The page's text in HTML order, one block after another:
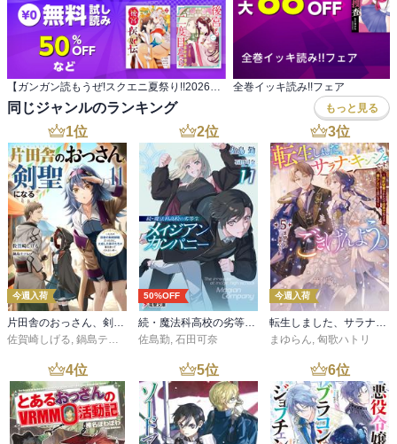
全巻イッキ読み!!フェア
同じジャンルのランキング もっと見る
1位
今週入荷
片田舎のおっさん、剣聖になる 11 ～ただの田舎の剣術師範だったのに、大成した弟子たちが俺を放ってくれない件～
佐賀崎しげる, 鍋島テツヒロ
2位
50%OFF
続・魔法科高校の劣等生 メイジアン・カンパニー(11)
佐島勤, 石田可奈
3位
今週入荷
転生しました、サラナ・キンジェです。ごきげんよう。５ ～婚約破棄されたので田舎で気ままに暮らしたいと思います～【電子書店共通特典SS付】
まゆらん, 匈歌ハトリ
4位 5位 6位